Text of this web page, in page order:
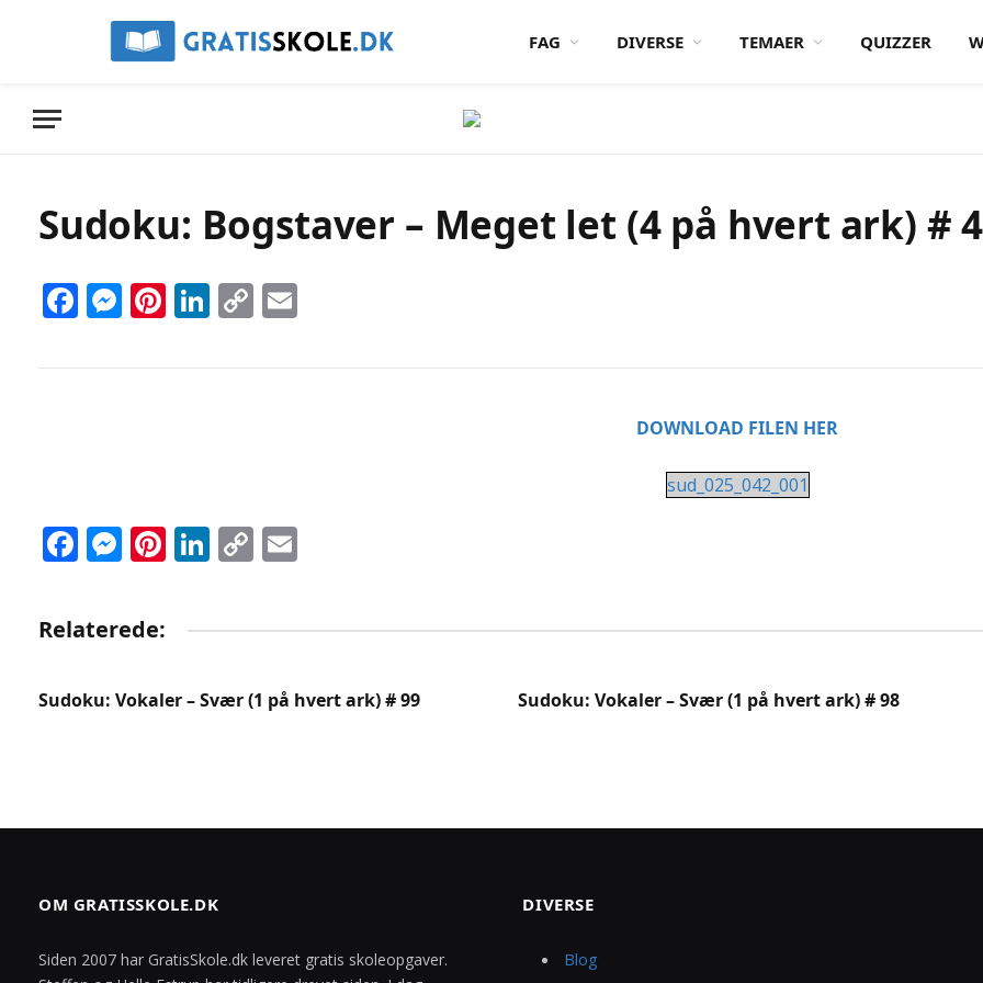
FAG DIVERSE TEMAER QUIZZER
Sudoku: Bogstaver – Meget let (4 på hvert ark) #
Facebook
Messenger
Pinterest
LinkedIn
Copy
DOWNLOAD FILEN HER
sud_025_042_001
Facebook
Messenger
Pinterest
LinkedIn
Copy
Relaterede:
Sudoku: Vokaler – Svær (1 på hvert ark) # 99 Sudoku: Vokaler – Svær (1 på hvert ark) # 98
OM GRATISSKOLE.DK
Siden 2007 har GratisSkole.dk leveret gratis skoleopgaver.
DIVERSE
Blog